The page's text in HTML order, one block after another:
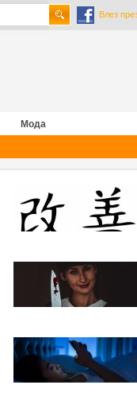
Влез
Мода